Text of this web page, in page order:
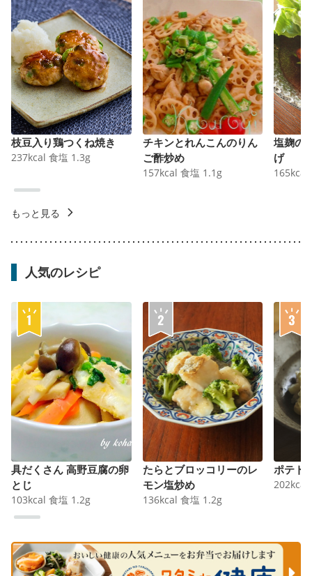
枝豆入り鶏つくね焼き
237kcal 食塩 1.3g
チキンとれんこんのりん
ご酢炒め
157kcal 食塩 1.1 g
塩麹の
げ
165kcal
もっと見る
人気のレシピ
具だくさん 高野豆腐の卵
とじ
103kcal 食塩 1.2g
たらとブロッコリーのレ
モン塩炒め
136kcal 食塩 1.2g
ポテト
202kcal